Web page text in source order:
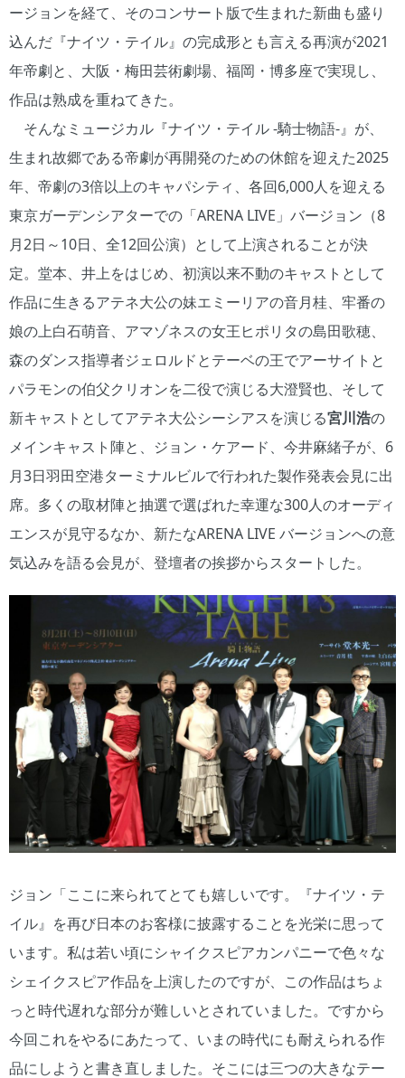
ージョンを経て、そのコンサート版で生まれた新曲も盛り
込んだ『ナイツ・テイル』の完成形とも言える再演が2021
年帝劇と、大阪・梅田芸術劇場、福岡・博多座で実現し、
作品は熟成を重ねてきた。
そんなミュージカル『ナイツ・テイル -騎士物語-』が、
生まれ故郷である帝劇が再開発のための休館を迎えた2025
年、帝劇の3倍以上のキャパシティ、各回6,000人を迎える
東京ガーデンシアターでの「ARENA LIVE」バージョン（8
月2日～10日、全12回公演）として上演されることが決
定。堂本、井上をはじめ、初演以来不動のキャストとして
作品に生きるアテネ大公の妹エミーリアの音月桂、牢番の
娘の上白石萌音、アマゾネスの女王ヒポリタの島田歌穂、
森のダンス指導者ジェロルドとテーベの王でアーサイトと
パラモンの伯父クリオンを二役で演じる大澄賢也、そして
新キャストとしてアテネ大公シーシアスを演じる宮川浩の
メインキャスト陣と、ジョン・ケアード、今井麻緒子が、6
月3日羽田空港ターミナルビルで行われた製作発表会見に出
席。多くの取材陣と抽選で選ばれた幸運な300人のオーディ
エンスが見守るなか、新たなARENA LIVE バージョンへの意
気込みを語る会見が、登壇者の挨拶からスタートした。
ジョン「ここに来られてとても嬉しいです。『ナイツ・テ
イル』を再び日本のお客様に披露することを光栄に思って
います。私は若い頃にシャイクスピアカンパニーで色々な
シェイクスピア作品を上演したのですが、この作品はちょ
っと時代遅れな部分が難しいとされていました。ですから
今回これをやるにあたって、いまの時代にも耐えられる作
品にしようと書き直しました。そこには三つの大きなテー